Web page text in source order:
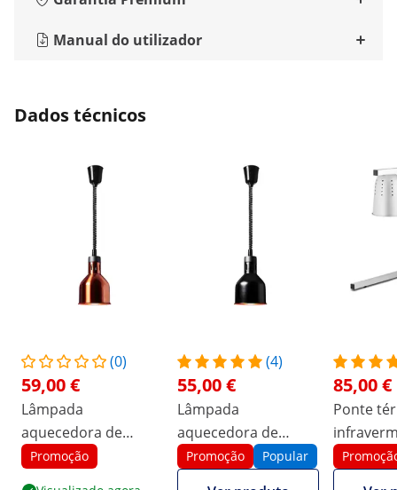
Manual do utilizador
Dados técnicos
(0)
59,00 €
Lâmpada
aquecedora de
alimentos - aspeto
Promoção
(4)
55,00 €
Lâmpada
aquecedora de
alimentos - preto
mate - 17 x 17 x 28,5
Promoção Popular
85,00 €
Ponte
altura
Royal